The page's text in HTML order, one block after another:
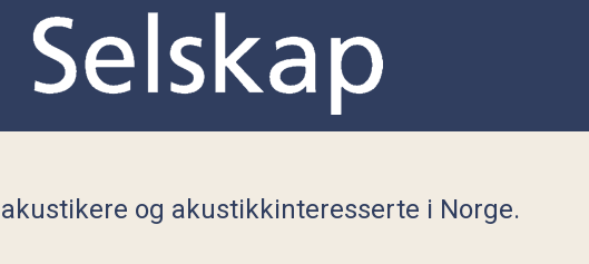
og akustikkinteresserte i Norge.